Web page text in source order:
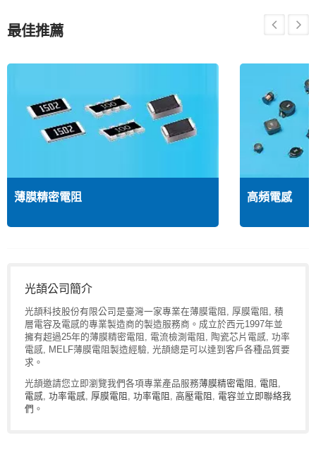
最佳推薦
薄膜精密電阻 高頻電感
光頡公司簡介
光頡科技股份有限公司是臺灣一家專業在薄膜電阻, 厚膜電阻, 積
層電容及電感的專業製造商的製造服務商。成立於西元1997年並
擁有超過25年的薄膜精密電阻, 電流檢測電阻, 陶瓷芯片電感, 功率
電感, MELF薄膜電阻製造經驗, 光頡總是可以達到客戶各種品質要
求。
光頡邀請您立即瀏覽我們各項專業產品服務薄膜精密電阻 , 電阻 ,
電感, 功率電感, 厚膜電阻 , 功率電阻 , 高壓電阻 , 電容並立即聯絡我
們 。